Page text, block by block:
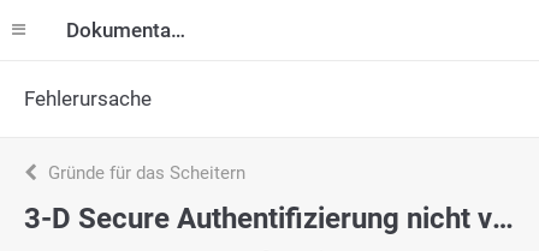
Dokumentation
Fehlerursache
Gründe für das Scheitern
3-D Secure Authentifizierung nicht verfügbar